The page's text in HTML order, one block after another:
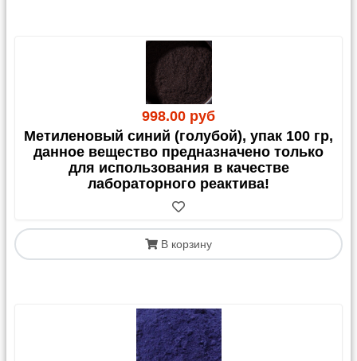
998.00 руб
Метиленовый синий (голубой), упак 100 гр,
данное вещество предназначено только
для использования в качестве
лабораторного реактива!
В корзину